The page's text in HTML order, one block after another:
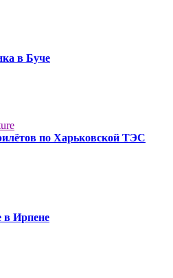
в Буче
по Харьковской ТЭС
в Ирпене